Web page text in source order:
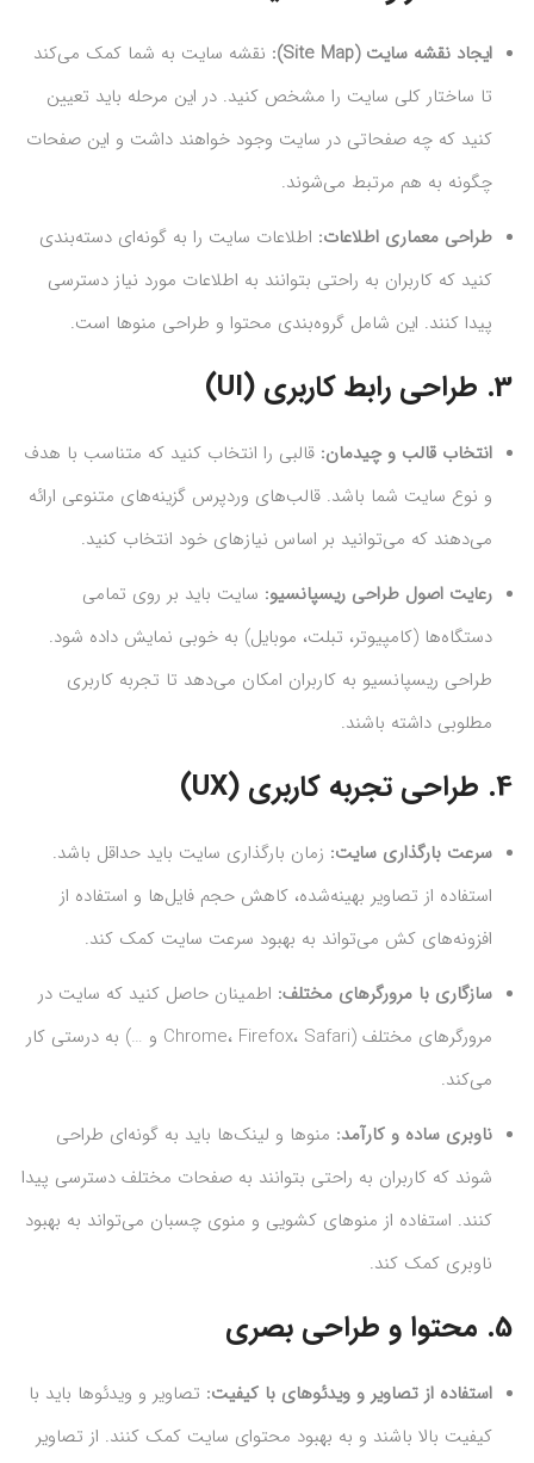
ایجاد نقشه سایت (Site Map):
نقشه سایت به شما کمک می‌کند
تا ساختار کلی سایت را مشخص کنید. در این مرحله باید تعیین
کنید که چه صفحاتی در سایت وجود خواهند داشت و این صفحات
چگونه به هم مرتبط می‌شوند.
طراحی معماری اطلاعات: اطلاعات سایت را به گونه‌ای دسته‌بندی
کنید که کاربران به راحتی بتوانند به اطلاعات مورد نیاز دسترسی
پیدا کنند. این شامل گروه‌بندی محتوا و طراحی منوها است.
3. طراحی رابط کاربری (UI)
انتخاب قالب و چیدمان: قالبی را انتخاب کنید که متناسب با هدف
و نوع سایت شما باشد. قالب‌های وردپرس گزینه‌های متنوعی ارائه
می‌دهند که می‌توانید بر اساس نیازهای خود انتخاب کنید.
رعایت اصول طراحی ریسپانسیو: سایت باید بر روی تمامی
دستگاه‌ها (کامپیوتر، تبلت، موبایل) به خوبی نمایش داده شود.
طراحی ریسپانسیو به کاربران امکان می‌دهد تا تجربه کاربری
مطلوبی داشته باشند.
4. طراحی تجربه کاربری (UX)
سرعت بارگذاری سایت: زمان بارگذاری سایت باید حداقل باشد.
استفاده از تصاویر بهینه‌شده، کاهش حجم فایل‌ها و استفاده از
افزونه‌های کش می‌تواند به بهبود سرعت سایت کمک کند.
سازگاری با مرورگرهای مختلف: اطمینان حاصل کنید که سایت در
مرورگرهای مختلف (Chrome، Firefox، Safari و …) به درستی کار
می‌کند.
ناوبری ساده و کارآمد: منوها و لینک‌ها باید به گونه‌ای طراحی
شوند که کاربران به راحتی بتوانند به صفحات مختلف دسترسی پیدا
کنند. استفاده از منوهای کشویی و منوی چسبان می‌تواند به بهبود
ناوبری کمک کند.
5. محتوا و طراحی بصری
استفاده از تصاویر و ویدئوهای با کیفیت: تصاویر و ویدئوها باید با
کیفیت بالا باشند و به بهبود محتوای سایت کمک کنند. از تصاویر